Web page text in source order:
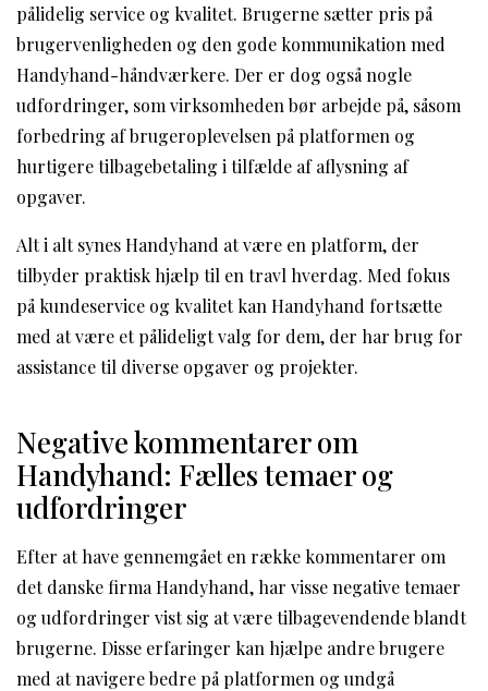
pålidelig service og kvalitet. Brugerne sætter pris på
brugervenligheden og den gode kommunikation med
Handyhand-håndværkere. Der er dog også nogle
udfordringer, som virksomheden bør arbejde på, såsom
forbedring af brugeroplevelsen på platformen og
hurtigere tilbagebetaling i tilfælde af aflysning af
opgaver.
Alt i alt synes Handyhand at være en platform, der
tilbyder praktisk hjælp til en travl hverdag. Med fokus
på kundeservice og kvalitet kan Handyhand fortsætte
med at være et pålideligt valg for dem, der har brug for
assistance til diverse opgaver og projekter.
Negative kommentarer om
Handyhand: Fælles temaer og
udfordringer
Efter at have gennemgået en række kommentarer om
det danske firma Handyhand, har visse negative temaer
og udfordringer vist sig at være tilbagevendende blandt
brugerne. Disse erfaringer kan hjælpe andre brugere
med at navigere bedre på platformen og undgå